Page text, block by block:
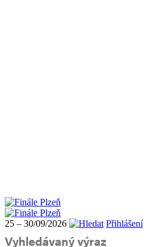
25 – 30/09/2026 Přihlášení